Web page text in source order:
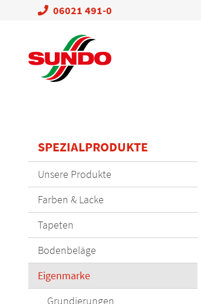
06021 491-0
SPEZIALPRODUKTE
Navigation
überspringen
Unsere Produkte
Farben & Lacke
Tapeten
Bodenbeläge
Eigenmarke
Grundierungen